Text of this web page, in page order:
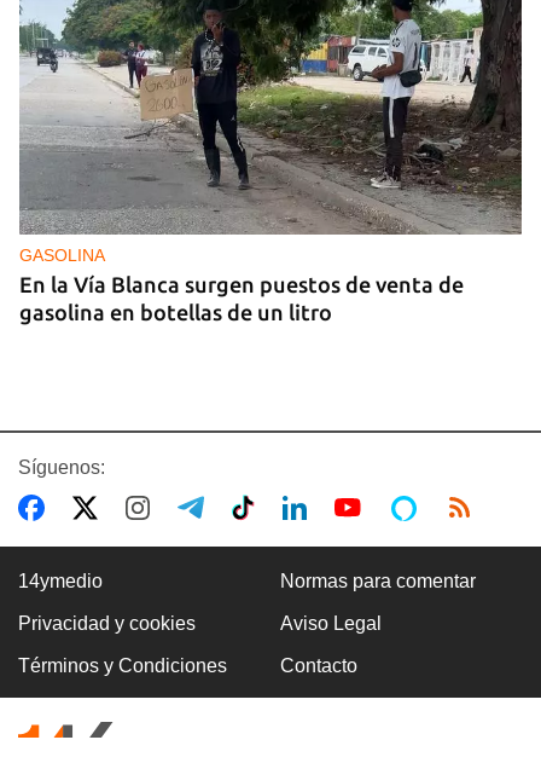
GASOLINA
En la Vía Blanca surgen puestos de venta de
gasolina en botellas de un litro
Premio Literario Lourdes Gil 2026 en Poesía
Síguenos:
14ymedio Normas para comentar
Privacidad y cookies Aviso Legal
Términos y Condiciones Contacto